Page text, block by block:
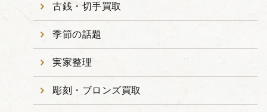
古銭・切手買取
季節の話題
実家整理
彫刻・ブロンズ買取